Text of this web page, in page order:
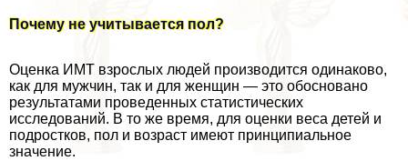
Почему не учитывается пол?
Оценка ИМТ взрослых людей производится одинаково,
как для мужчин, так и для женщин — это обосновано
результатами проведенных статистических
исследований. В то же время, для оценки веса детей и
подростков, пол и возраст имеют принципиальное
значение.